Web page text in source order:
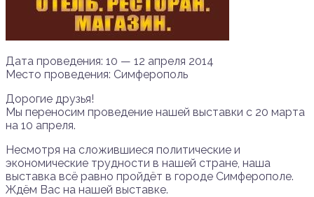
Дата проведения: 10 — 12 апреля 2014
Место проведения: Симферополь
Дорогие друзья!
Мы переносим проведение нашей выставки с 20 марта
на 10 апреля.
Несмотря на сложившиеся политические и
экономические трудности в нашей стране, наша
выставка всё равно пройдёт в городе Симферополе.
Ждём Вас на нашей выставке.